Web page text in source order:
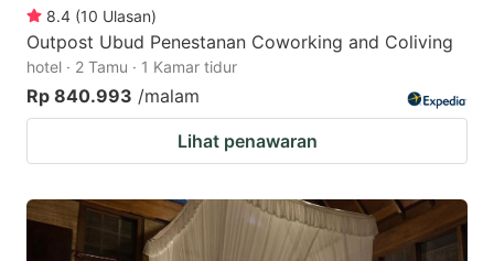
8.4 (10 Ulasan)
Outpost Ubud Penestanan Coworking and Coliving
hotel · 2 Tamu · 1 Kamar tidur
Rp 840.993 /malam
Lihat penawaran